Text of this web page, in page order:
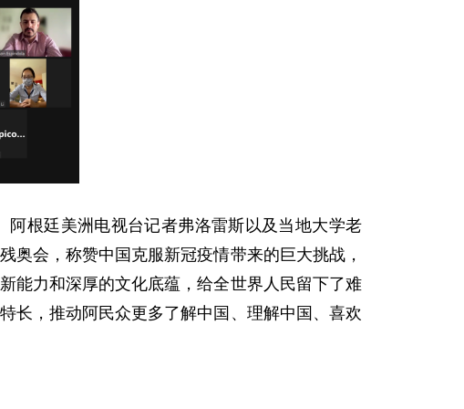
根廷美洲电视台记者弗洛雷斯以及当地大学老
奥会，称赞中国克服新冠疫情带来的巨大挑战，
能力和深厚的文化底蕴，给全世界人民留下了难
长，推动阿民众更多了解中国、理解中国、喜欢